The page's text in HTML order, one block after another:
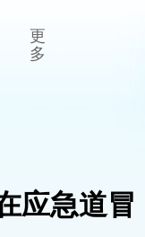
更
多
应急道冒